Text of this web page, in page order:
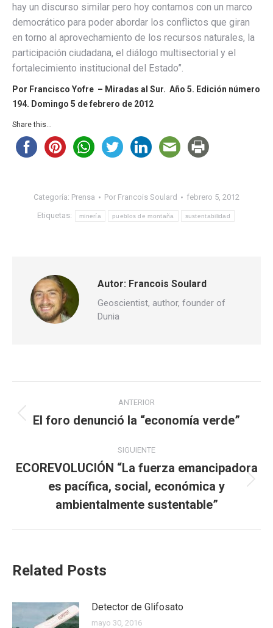
hay un discurso similar pero hoy contamos con un marco
democrático para poder abordar los conflictos que giran
en torno al aprovechamiento de los recursos naturales, la
participación ciudadana, el diálogo multisectorial y el
fortalecimiento institucional del Estado”.
Por Francisco Yofre – Miradas al Sur. Año 5. Edición número
194. Domingo 5 de febrero de 2012
Share this...
Categoría: Prensa Por Francois Soulard febrero 5, 2012
Etiquetas: minería pueblos de montaña sustentabilidad
Autor: Francois Soulard
Geoscientist, author, founder of
Dunia
Navegación
entre
publicaciones
ANTERIOR
Publicación
El foro denunció la “economía verde”
SIGUIENTE
Publicación
siguiente:
ECOREVOLUCIÓN “La fuerza emancipadora
es pacífica, social, económica y
ambientalmente sustentable”
Related Posts
Detector de Glifosato
mayo 30, 2016